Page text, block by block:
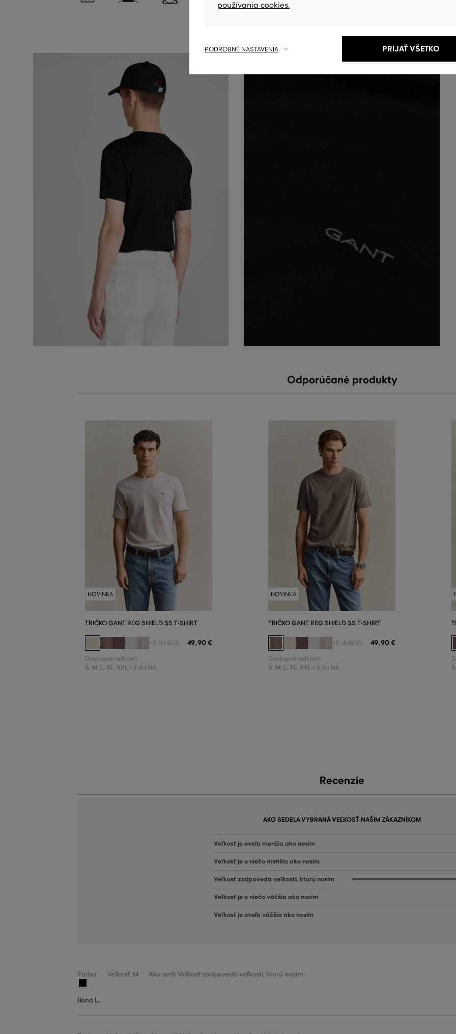
Odporúčané produkty
NOVINKA
TRIČKO GANT REG SHIELD SS T-SHIRT
+5 ďalších 49,90 €
Dostupné veľkosti:
S, M, L, XL, XXL +3 ďalšie
NOVINKA
TRIČKO GANT REG SHIELD SS T-SHIRT
+5 ďalších 49,90 €
Dostupné veľkosti:
S, M, L, XL, XXL +3 ďalšie S
Recenzie
AKO SEDELA VYBRANÁ VEĽKOSŤ NAŠIM ZÁKAZNÍKOM
Veľkosť je oveľa menšia ako nosím
Veľkosť je o niečo menšia ako nosím
Veľkosť zodpovedá veľkosti, ktorú nosím
Veľkosť je o niečo väčšia ako nosím
Veľkosť je oveľa väčšia ako nosím
Farba Veľkosť: M Ako sedí: Veľkosť zodpovedá veľkosti, ktorú nosím
Ilona L.
používania cookies.
PODROBNÉ NASTAVENIA PRIJAŤ VŠETKO